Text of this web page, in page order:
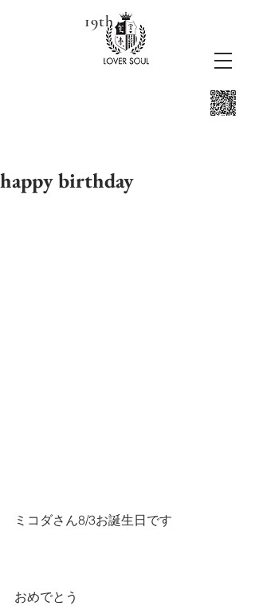
19th
happy birthday
ミコダさん8/3お誕生日です
おめでとう